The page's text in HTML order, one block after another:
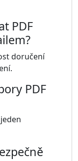
PDF
doručení
PDF